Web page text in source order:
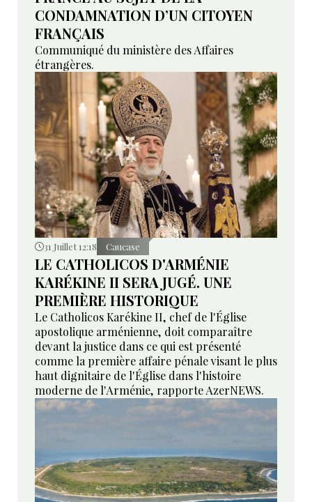
CONDAMNATION D’UN CITOYEN
FRANÇAIS
Communiqué du ministère des Affaires
étrangères.
31 Juillet 12:18 Caucase
LE CATHOLICOS D'ARMÉNIE
KARÉKINE II SERA JUGÉ. UNE
PREMIÈRE HISTORIQUE
Le Catholicos Karékine II, chef de l'Église
apostolique arménienne, doit comparaître
devant la justice dans ce qui est présenté
comme la première affaire pénale visant le plus
haut dignitaire de l'Église dans l'histoire
moderne de l'Arménie, rapporte AzerNEWS.